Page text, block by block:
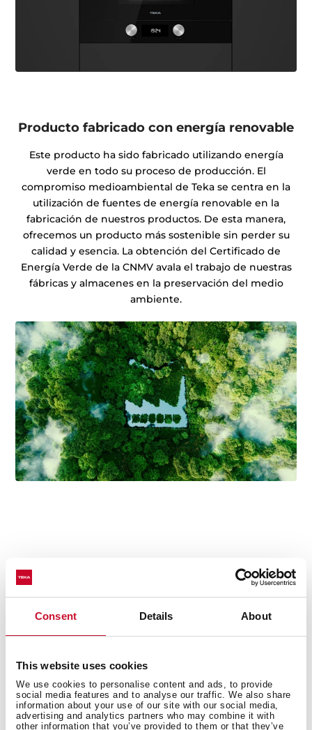
Consent Details About
This website uses cookies
We use cookies to personalise content and ads, to provide
social media features and to analyse our traffic. We also share
information about your use of our site with our social media,
advertising and analytics partners who may combine it with
other information that you’ve provided to them or that they’ve
Producto fabricado con energía renovable
Este producto ha sido fabricado utilizando energía
verde en todo su proceso de producción. El
compromiso medioambiental de Teka se centra en la
utilización de fuentes de energía renovable en la
fabricación de nuestros productos. De esta manera,
ofrecemos un producto más sostenible sin perder su
calidad y esencia. La obtención del Certificado de
Energía Verde de la CNMV avala el trabajo de nuestras
fábricas y almacenes en la preservación del medio
ambiente.
Detalles técnicos
Microondas con grill integrable
3 funciones de cocinado
1 memoria
5 niveles de potencia, 750 W